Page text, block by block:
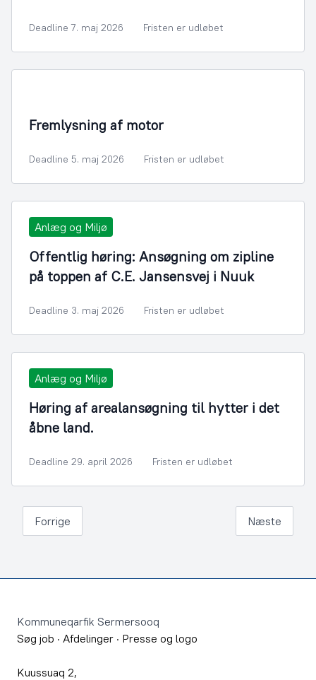
Deadline 7. maj 2026 Fristen er udløbet
Fremlysning af motor
Deadline 5. maj 2026 Fristen er udløbet
Anlæg og Miljø
Offentlig høring: Ansøgning om zipline
på toppen af C.E. Jansensvej i Nuuk
Deadline 3. maj 2026 Fristen er udløbet
Anlæg og Miljø
Høring af arealansøgning til hytter i det
åbne land.
Deadline 29. april 2026 Fristen er udløbet
Forrige Næste
Kommuneqarfik Sermersooq
Søg job · Afdelinger · Presse og logo
Kuussuaq 2,